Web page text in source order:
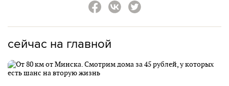
сейчас на главной